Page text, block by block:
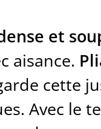
et
aisance.
cette
Avec le